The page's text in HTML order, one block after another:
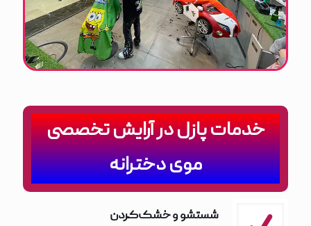
خدمات پازل در آرایش تخصصی
موی دخترانه
شستشو و خشک‌کردن